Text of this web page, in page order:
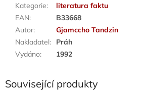
Kategorie:
literatura faktu
EAN:
B33668
Autor:
Gjamccho Tandzin
Nakladatel:
Práh
Vydáno: 1992
Související produkty